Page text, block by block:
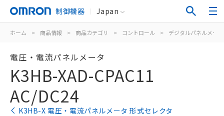
制御機器 Japan
ホーム > 商品情報 > 商品カテゴリ > コントロール > デジタルパネルメータ
電圧・電流パネルメータ
K3HB-XAD-CPAC11
AC/DC24
K3HB-X 電圧・電流パネルメータ 形式セレクタ